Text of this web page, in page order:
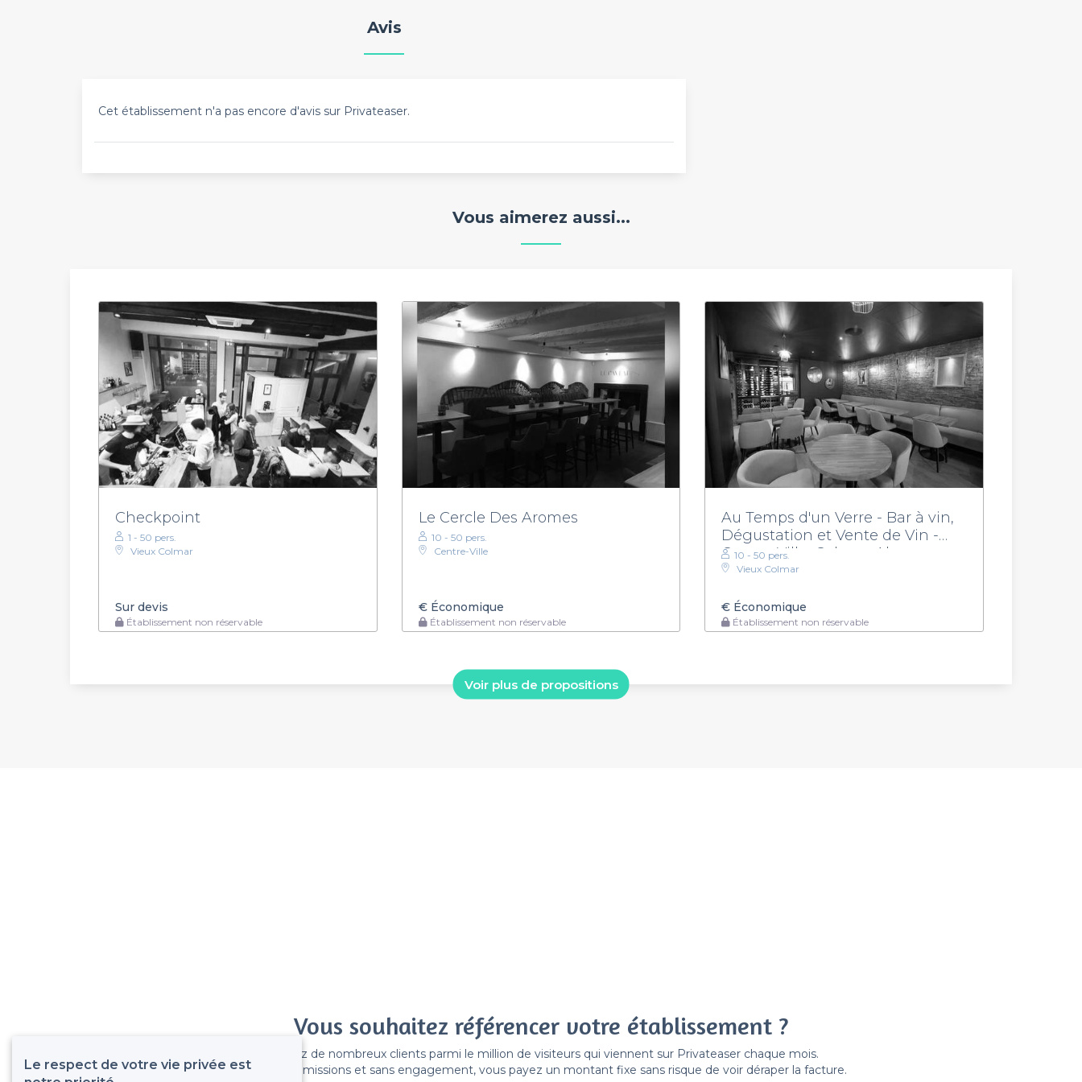
Avis
Cet établissement n'a pas encore d'avis sur Privateaser.
Vous aimerez aussi...
Checkpoint
1 - 50 pers.
Vieux Colmar
Sur devis
Établissement non réservable
Le Cercle Des Aromes
10 - 50 pers.
Centre-Ville
€Économique
Établissement non réservable
Au Temps d'un Verre - Bar à vin,
Dégustation et Vente de Vin -
Centre-Ville, Colmar, Alsace
10 - 50 pers.
Vieux Colmar
€ Économique
Établissement non réservable
Voir plus de propositions
Vous souhaitez référencer votre établissement ?
Gagnez de nombreux clients parmi le million de visiteurs qui viennent sur Privateaser chaque mois.
Pas de commissions et sans engagement, vous payez un montant fixe sans risque de voir déraper la facture.
Le respect de votre vie privée est